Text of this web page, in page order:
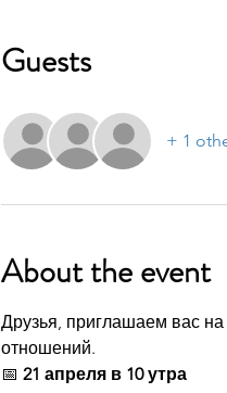
Guests
+ 1
About the event
Друзья, приглашаем вас
отношений.
📅 21 апреля в 10 утра